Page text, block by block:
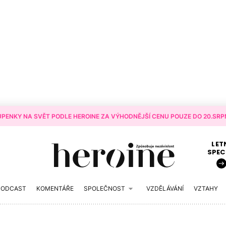
NA SVĚT PODLE HEROINE ZA VÝHODNĚJŠÍ CENU POUZE DO
KOMENTÁŘE SPOLEČNOST VZDĚLÁVÁNÍ VZTAHY